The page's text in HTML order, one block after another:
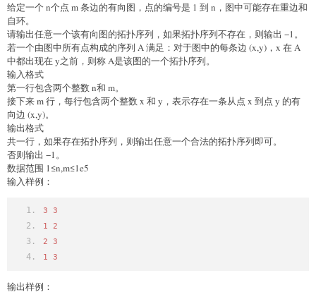
给定一个 n个点 m 条边的有向图，点的编号是 1 到 n，图中可能存在重边和
自环。
请输出任意一个该有向图的拓扑序列，如果拓扑序列不存在，则输出 −1。
若一个由图中所有点构成的序列 A 满足：对于图中的每条边 (x,y)，x 在 A
中都出现在 y之前，则称 A是该图的一个拓扑序列。
输入格式
第一行包含两个整数 n和 m。
接下来 m 行，每行包含两个整数 x 和 y，表示存在一条从点 x 到点 y 的有
向边 (x,y)。
输出格式
共一行，如果存在拓扑序列，则输出任意一个合法的拓扑序列即可。
否则输出 −1。
数据范围 1≤n,m≤1e5
输入样例：
3
3
1
2
2
3
1
3
输出样例：